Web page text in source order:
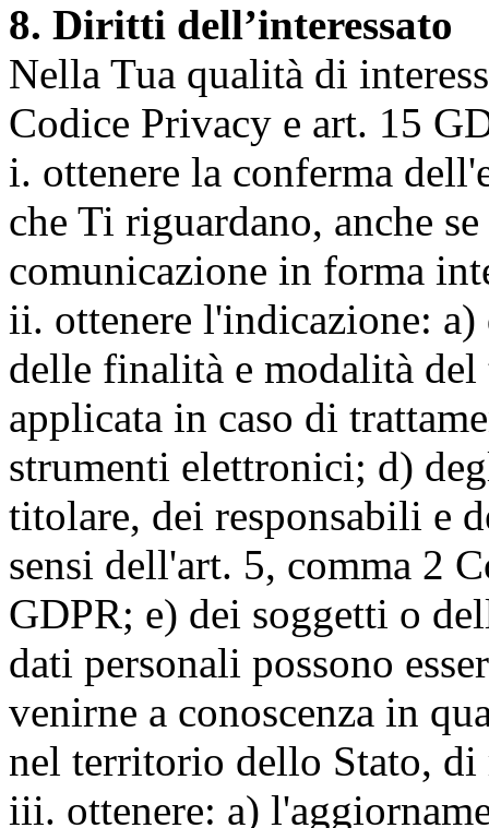
8. Diritti dell’interessato
Nella Tua qualità di
Codice Privacy e art. 15
i. ottenere la conferma
che Ti riguardano, anche
comunicazione in forma
ii. ottenere l'indicazione:
delle finalità e modalità
applicata in caso di
strumenti elettronici; d)
titolare, dei responsabili e
sensi dell'art. 5, comma 2
GDPR; e) dei soggetti o
dati personali possono
venirne a conoscenza in
nel territorio dello Stato,
iii. ottenere: a)